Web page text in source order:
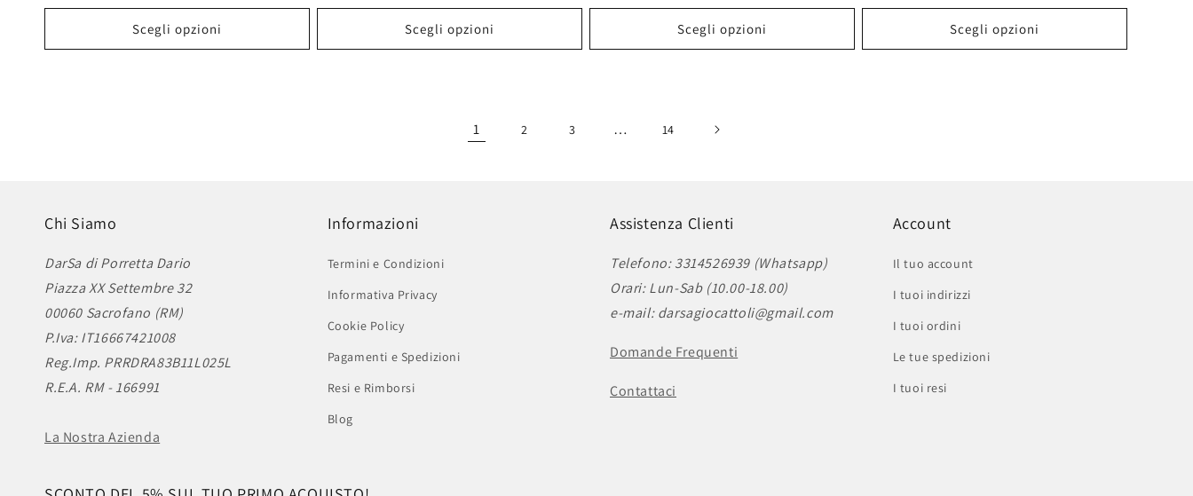
listino
Scegli opzioni
listino
Scegli opzioni
listino
Scegli opzioni
listino
Scegli opzioni
1 2 3 … 14
Chi Siamo
DarSa di Porretta Dario
Piazza XX Settembre 32
00060 Sacrofano (RM)
P.Iva: IT16667421008
Reg.Imp. PRRDRA83B11L025L
R.E.A. RM - 166991
La Nostra Azienda
Informazioni
Termini e Condizioni
Informativa Privacy
Cookie Policy
Pagamenti e Spedizioni
Resi e Rimborsi
Blog
Assistenza Clienti
Telefono: 3314526939 (Whatsapp)
Orari: Lun-Sab (10.00-18.00)
e-mail: darsagiocattoli@gmail.com
Domande Frequenti
Contattaci
Account
Il tuo account
I tuoi indirizzi
I tuoi ordini
Le tue spedizioni
I tuoi resi